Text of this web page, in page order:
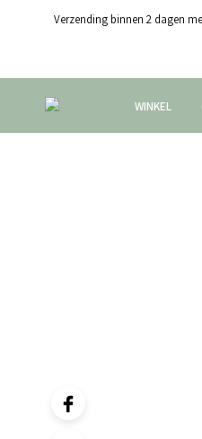
Verzending binnen 2 dagen
WINKEL